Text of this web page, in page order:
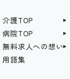
介護TOP
病院TOP
無料求人への想い
用語集